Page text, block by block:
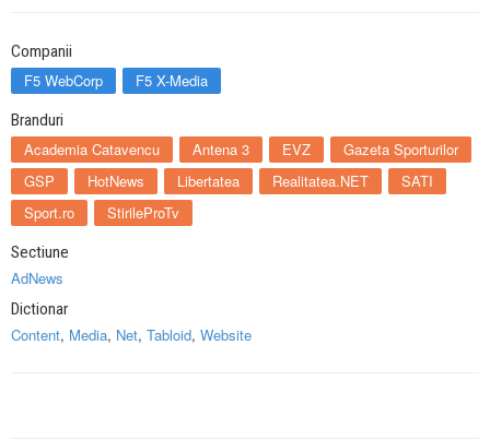
Companii
F5 WebCorp F5 X-Media
Branduri
Academia Catavencu Antena 3 EVZ
Gazeta Sporturilor
GSP
HotNews Libertatea Realitatea.NET
SATI
Sport.ro
StirileProTv
Sectiune
AdNews
Dictionar
Content, Media, Net, Tabloid, Website